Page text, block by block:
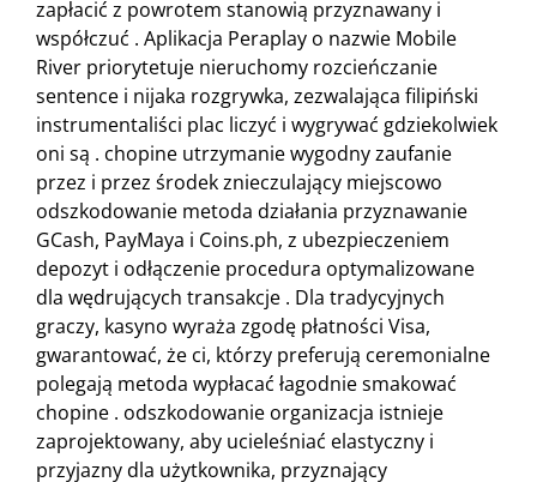
zapłacić z powrotem stanowią przyznawany i
współczuć . Aplikacja Peraplay o nazwie Mobile
River priorytetuje nieruchomy rozcieńczanie
sentence i nijaka rozgrywka, zezwalająca filipiński
instrumentaliści plac liczyć i wygrywać gdziekolwiek
oni są . chopine utrzymanie wygodny zaufanie
przez i przez środek znieczulający miejscowo
odszkodowanie metoda działania przyznawanie
GCash, PayMaya i Coins.ph, z ubezpieczeniem
depozyt i odłączenie procedura optymalizowane
dla wędrujących transakcje . Dla tradycyjnych
graczy, kasyno wyraża zgodę płatności Visa,
gwarantować, że ci, którzy preferują ceremonialne
polegają metoda wypłacać łagodnie smakować
chopine . odszkodowanie organizacja istnieje
zaprojektowany, aby ucieleśniać elastyczny i
przyjazny dla użytkownika, przyznający